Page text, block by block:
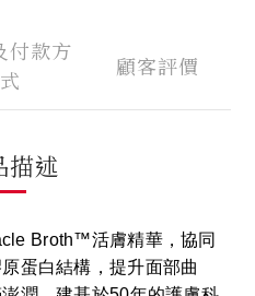
付款方
式
顧客評價
描述
Broth™活膚精華，協同
蛋白結構，提升面部曲